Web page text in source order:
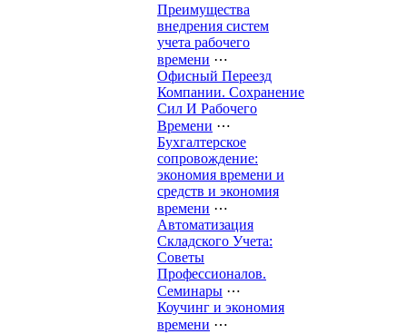
Преимущества
внедрения систем
учета рабочего
времени ⋯
Офисный Переезд
Компании. Сохранение
Сил И Рабочего
Времени ⋯
Бухгалтерское
сопровождение:
экономия времени и
средств и экономия
времени ⋯
Автоматизация
Складского Учета:
Советы
Профессионалов.
Семинары ⋯
Коучинг и экономия
времени ⋯